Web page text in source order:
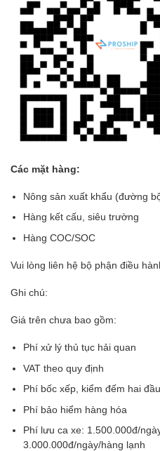
Các mặt hàng:
Nông sản xuất khẩu (đường
Hàng kết cấu, siêu trường
Hàng COC/SOC
Vui lòng liên hệ bộ phận điều
Ghi chú:
Giá trên chưa bao gồm:
Phí xử lý thủ tục hải quan
VAT theo quy định
Phí bốc xếp, kiểm đếm hai đầu
Phí bảo hiểm hàng hóa
Phí lưu ca xe: 1.500.000đ/
3.000.000đ/ngày/hàng lạnh